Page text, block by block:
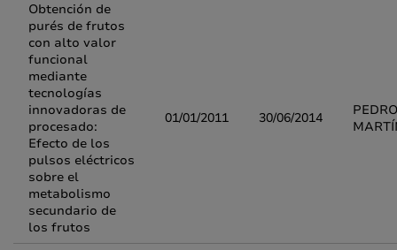
Obtención de
purés de frutos
con alto valor
funcional
mediante
tecnologías
innovadoras de
procesado:
Efecto de los
pulsos eléctricos
sobre el
metabolismo
secundario de
los frutos
01/01/2011 30/06/2014